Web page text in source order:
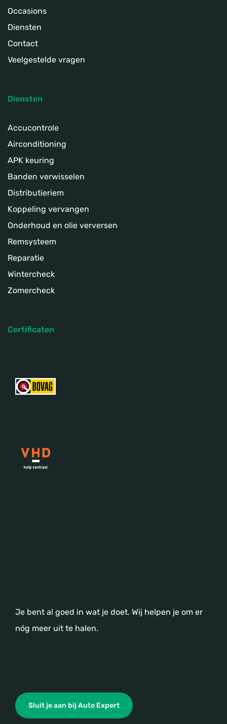
Occasions
Diensten
Contact
Veelgestelde vragen
Diensten
Accucontrole
Airconditioning
APK keuring
Banden verwisselen
Distributieriem
Koppeling­ vervangen
Onderhoud en olie verversen
Remsysteem
Reparatie
Wintercheck
Zomercheck
Certificaten
Je bent al goed in wat je doet. Wij helpen je om er
nóg meer uit te halen.
Sluit je aan bij Auto Expert